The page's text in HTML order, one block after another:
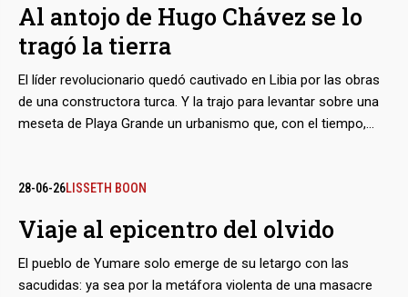
perentorios. El resultado después del reciente doblete
sísmico: 16 de sus torres colapsaron, y otras 27 quedaron
listas para la demolición.
Al antojo de Hugo Chávez se lo
tragó la tierra
El líder revolucionario quedó cautivado en Libia por las obras
de una constructora turca. Y la trajo para levantar sobre una
meseta de Playa Grande un urbanismo que, con el tiempo,
cedieron de una manera peculiar: hundidos en el suelo,
sumada a las características de las estructuras y del terreno,
asoman como los factores detrás del fenómeno.
28-06-26LISSETH BOON
Viaje al epicentro del olvido
El pueblo de Yumare solo emerge de su letargo con las
sacudidas: ya sea por la metáfora violenta de una masacre